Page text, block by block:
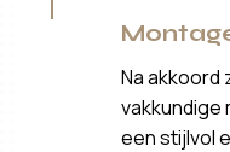
Na akkoord
vakkundige
een stijlvol